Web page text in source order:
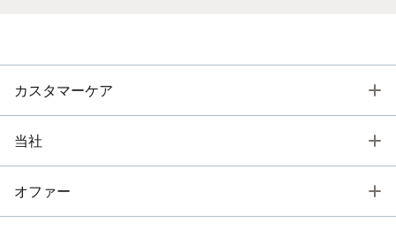
カスタマーケア
当社
オファー